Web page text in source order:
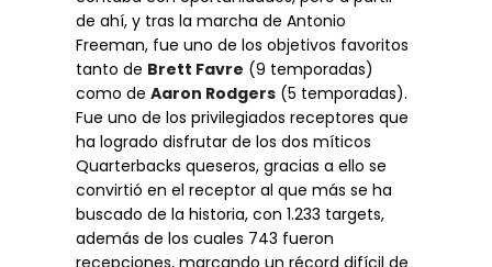
de ahí, y tras la marcha de Antonio
Freeman, fue uno de los objetivos favoritos
tanto de Brett Favre (9 temporadas)
como de Aaron Rodgers (5 temporadas).
Fue uno de los privilegiados receptores que
ha logrado disfrutar de los dos míticos
Quarterbacks queseros, gracias a ello se
convirtió en el receptor al que más se ha
buscado de la historia, con 1.233 targets,
además de los cuales 743 fueron
recepciones, marcando un récord difícil de